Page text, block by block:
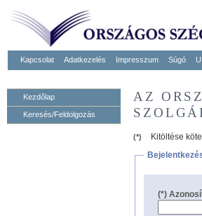
Kapcsolat Adatkezelés Impresszum Súgó
Kezdőlap
Keresés/Feldolgozás
AZ
(*)
Kitöltése
(*)